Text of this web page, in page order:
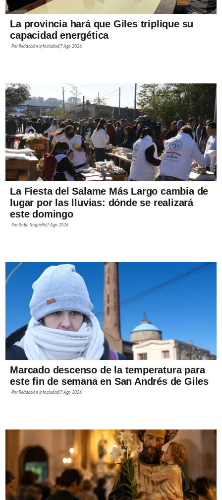
La provincia hará que Giles triplique su
capacidad energética
PorRedacción Infociudad 7 Ago 2026
La Fiesta del Salame Más Largo cambia de
lugar por las lluvias: dónde se realizará
este domingo
PorSofía Stupiello 7 Ago 2026
Marcado descenso de la temperatura para
este fin de semana en San Andrés de Giles
PorRedacción Infociudad 7 Ago 2026